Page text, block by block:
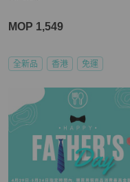
MOP 1,549
全新品 香港 免運